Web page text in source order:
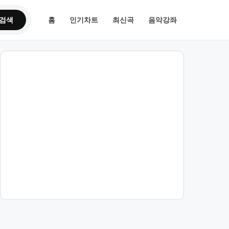
색 홈 인기차트 최신곡 음악강좌